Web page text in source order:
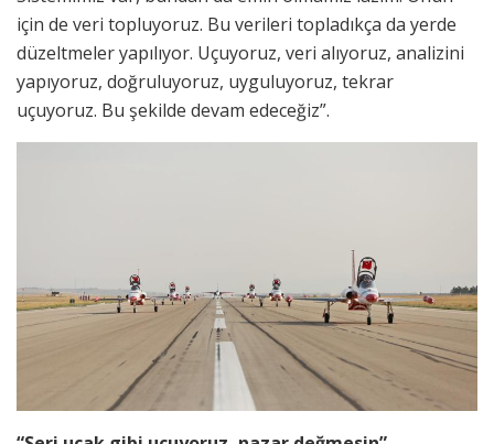
için de veri topluyoruz. Bu verileri topladıkça da yerde
düzeltmeler yapılıyor. Uçuyoruz, veri alıyoruz, analizini
yapıyoruz, doğruluyoruz, uyguluyoruz, tekrar
uçuyoruz. Bu şekilde devam edeceğiz”.